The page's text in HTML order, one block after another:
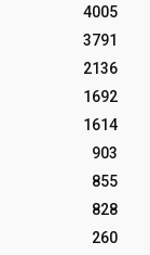
4005
3791
2136
1692
1614
903
855
828
260